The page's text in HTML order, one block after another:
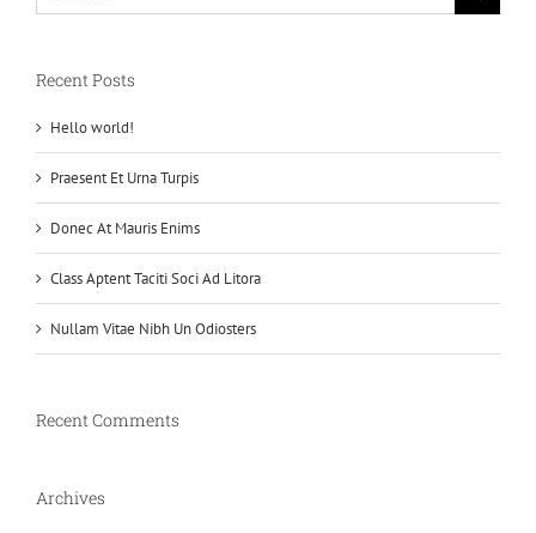
Recent Posts
Hello world!
Praesent Et Urna Turpis
Donec At Mauris Enims
Class Aptent Taciti Soci Ad Litora
Nullam Vitae Nibh Un Odiosters
Recent Comments
Archives